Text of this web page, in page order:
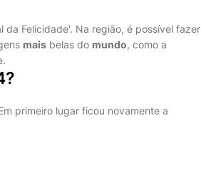
da Felicidade'. Na região, é possível fazer
mais belas do mundo, como a
primeiro lugar ficou novamente a